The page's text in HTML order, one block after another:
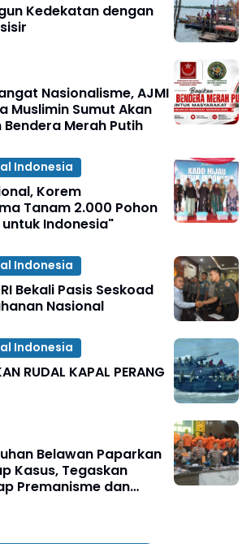
Kedekatan dengan
Nasionalisme, AJMI
Muslimin Sumut Akan
Bendera Merah Putih
Indonesia
Korem
Tanam 2.000 Pohon
Indonesia"
Indonesia
Bekali Pasis Seskoad
Nasional
Indonesia
RUDAL KAPAL PERANG
Belawan Paparkan
Kasus, Tegaskan
Premanisme dan